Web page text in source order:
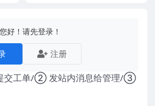
好！请先登录！
注册
交工单/② 发站内消息给管理/③